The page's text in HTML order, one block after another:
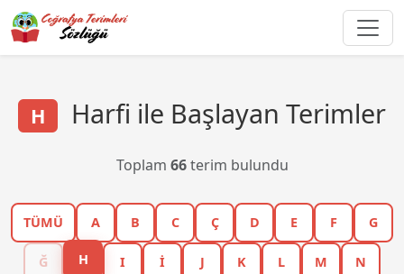
H Harfi ile Başlayan Terimler
Toplam 66terim bulundu
TÜMÜ A B C Ç D E F G
Ğ H I İ J K L M N